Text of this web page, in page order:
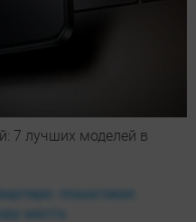
7 лучших моделей в